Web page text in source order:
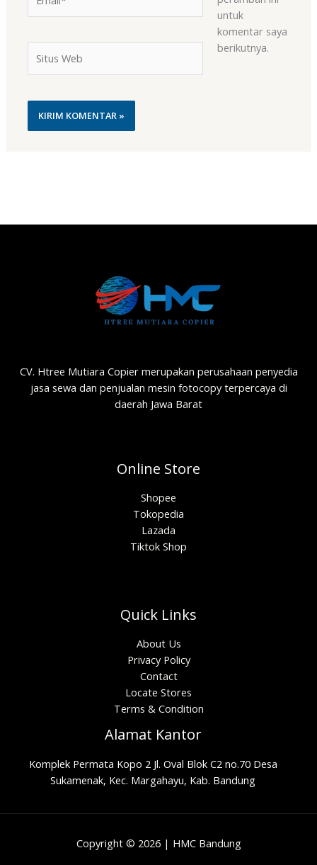
Web
untuk
komentar saya
berikutnya.
CV. Htree Mutiara Copier merupakan perusahaan penyedia
jasa sewa dan penjualan mesin fotocopy terpercaya di
daerah Jawa Barat
Online Store
Shopee
Tokopedia
Lazada
Tiktok Shop
Quick Links
About Us
Privacy Policy
Contact
Locate Stores
Terms & Condition
Alamat Kantor
Komplek Permata Kopo 2 Jl. Oval Blok C2 no.70 Desa
Sukamenak, Kec. Margahayu, Kab. Bandung
Copyright © 2026 | HMC Bandung